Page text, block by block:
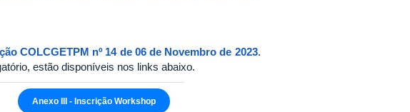
COLCGETPM nº 14 de 06 de Novembro de 2023.
estão disponíveis nos links abaixo.
Anexo III - Inscrição Workshop